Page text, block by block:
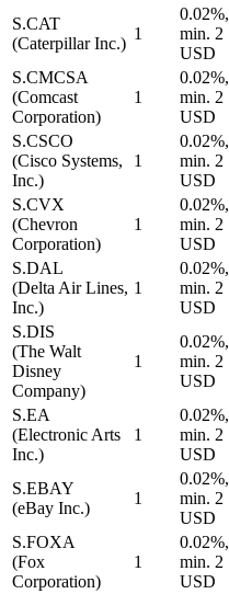
S.CAT
(Caterpillar Inc.)
1
0.02%,
min. 2
USD
S.CMCSA
(Comcast
Corporation)
1
0.02%,
min. 2
USD
S.CSCO
(Cisco Systems,
Inc.)
1
0.02%,
min. 2
USD
S.CVX
(Chevron
Corporation)
1
0.02%,
min. 2
USD
S.DAL
(Delta Air Lines,
Inc.)
1
0.02%,
min. 2
USD
S.DIS
(The Walt
Disney
Company)
1
0.02%,
min. 2
USD
S.EA
(Electronic Arts
Inc.)
1
0.02%,
min. 2
USD
S.EBAY
(eBay Inc.)
1
0.02%,
min. 2
USD
S.FOXA
(Fox
Corporation)
1
0.02%,
min. 2
USD